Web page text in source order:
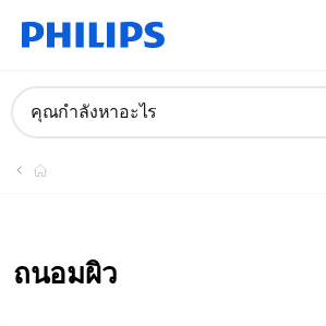
คุณกำลังหาอะไร
ถนอมผิว